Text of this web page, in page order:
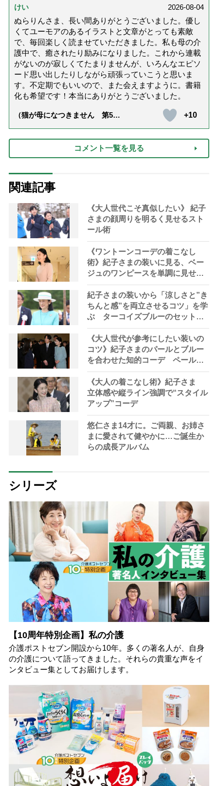
けい
2026-08-04
ぬらりんさま、長い間ありがとうございました。優し
くてユーモアのあるイラストと文章がとっても素敵
で、毎回楽しく読ませていただきました。私も母の介
護中で、癒されたり励みになりました。これから連載
がないのが寂しくてたまりませんが、いろんなエピソ
ード思い出したりしながら頑張っていこうと思いま
す。不定期でもいいので、また会えますように。書籍
化も希望です！本当にありがとうございました。
（猫が母になつきません 第500
+10
コメント一覧を見る
関連記事
《大人世代こそ真似したい》 紀子
さまの顔周りを明るく見せるスト
ール術
《ワントーンコーデの着こなし
術》紀子さまの装いに見る、ベー
ジュのワンピースを単調に見せな
い工夫
紀子さまの装いから「涼しさと”き
ちんと感”を両立させるコツ」を学
ぶ ターコイズブルーのセットア
ップで初夏に映える“上品な抜け
感”
《大人世代が参考にしたい装いの
コツ》紀子さまのパールとブルー
を合わせた知的コーデ ペールカ
ラーは肌を明るく見せるのに最
適
《大人の着こなし術》紀子さま
立体感や縦ライン強調で“スタイル
アップ”コーデ
悠仁さま14才に。ご両親、お姉さ
まに愛されて健やかに…ご誕生か
らの成長アルバム
シリーズ
【10周年特別企画】私の介護
介護ポストセブン開設から10年。多くの著名人が、自身
の介護について語ってきました。それらの貴重な声をイ
ンタビュー集としてお届けします。